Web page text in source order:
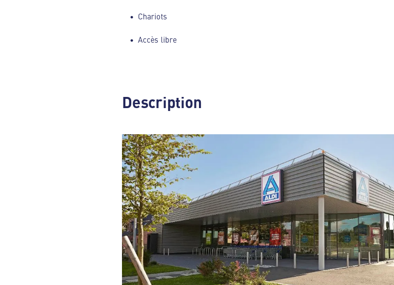
Chariots
Accès libre
Description